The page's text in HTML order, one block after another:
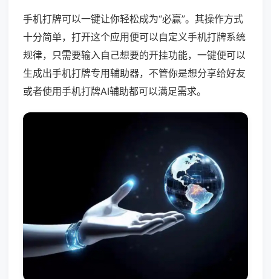
手机打牌可以一键让你轻松成为“必赢”。其操作方式
十分简单，打开这个应用便可以自定义手机打牌系统
规律，只需要输入自己想要的开挂功能，一键便可以
生成出手机打牌专用辅助器，不管你是想分享给好友
或者使用手机打牌AI辅助都可以满足需求。